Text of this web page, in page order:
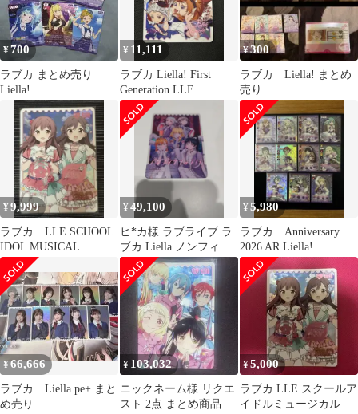
¥700
ラブカ まとめ売り
Liella!
¥ 11,111
ラブカ Liella! First
Generation LLE
¥300
ラブカ Liella! まとめ
売り
¥9,999
ラブカ LLE SCHOOL
IDOL MUSICAL
¥49,100
ヒ*カ様 ラブライブ ラ
ブカ Liella ノンフィク
ション LLE
¥5,980
ラブカ Anniversary
2026 AR Liella!
¥66,666
ラブカ Liella pe+ まと
め売り
¥ 103,032
ニックネーム様 リクエ
スト 2点 まとめ商品
¥5,000
ラブカ LLE スクールア
イドルミュージカル